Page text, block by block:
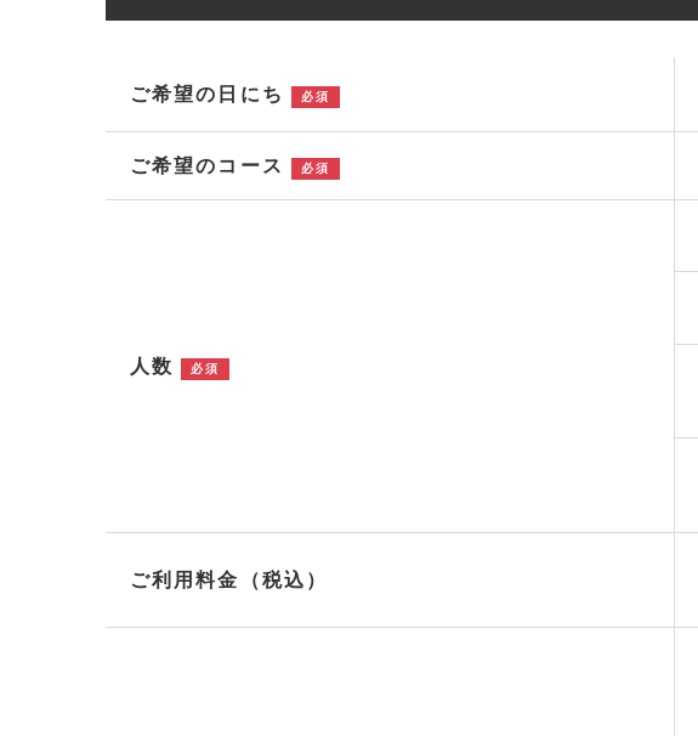
ご希望の日にち 必須
ご希望のコース 必須
人数 必須
ご利用料金（税込）